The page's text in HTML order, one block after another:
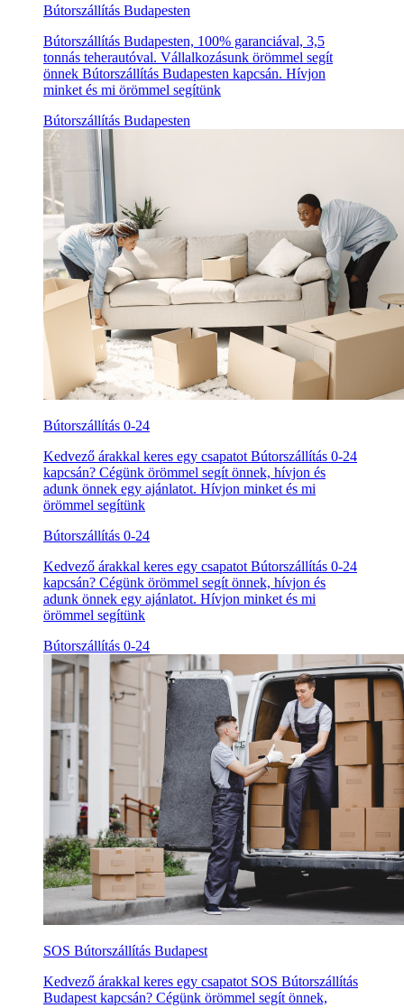
Bútorszállítás Budapesten
Bútorszállítás Budapesten, 100% garanciával, 3,5
tonnás teherautóval. Vállalkozásunk örömmel segít
önnek Bútorszállítás Budapesten kapcsán. Hívjon
minket és mi örömmel segítünk
Bútorszállítás Budapesten
Bútorszállítás 0-24
Kedvező árakkal keres egy csapatot Bútorszállítás 0-24
kapcsán? Cégünk örömmel segít önnek, hívjon és
adunk önnek egy ajánlatot. Hívjon minket és mi
örömmel segítünk
Bútorszállítás 0-24
Kedvező árakkal keres egy csapatot Bútorszállítás 0-24
kapcsán? Cégünk örömmel segít önnek, hívjon és
adunk önnek egy ajánlatot. Hívjon minket és mi
örömmel segítünk
Bútorszállítás 0-24
SOS Bútorszállítás Budapest
Kedvező árakkal keres egy csapatot SOS Bútorszállítás
Budapest kapcsán? Cégünk örömmel segít önnek,